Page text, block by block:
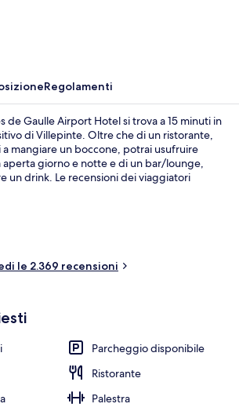
Regolamenti
de Gaulle Airport Hotel si trova a 15 minuti in
di Villepinte. Oltre che di un ristorante,
mangiare un boccone, potrai usufruire
aperta giorno e notte e di un bar/lounge,
un drink. Le recensioni dei viaggiatori
con i mezzi pubblici: Stazione di Terminal
10 min a piedi e Stazione di Terminal 2E -
le 2.369 recensioni
Parcheggio disponibile
Ristorante
Palestra